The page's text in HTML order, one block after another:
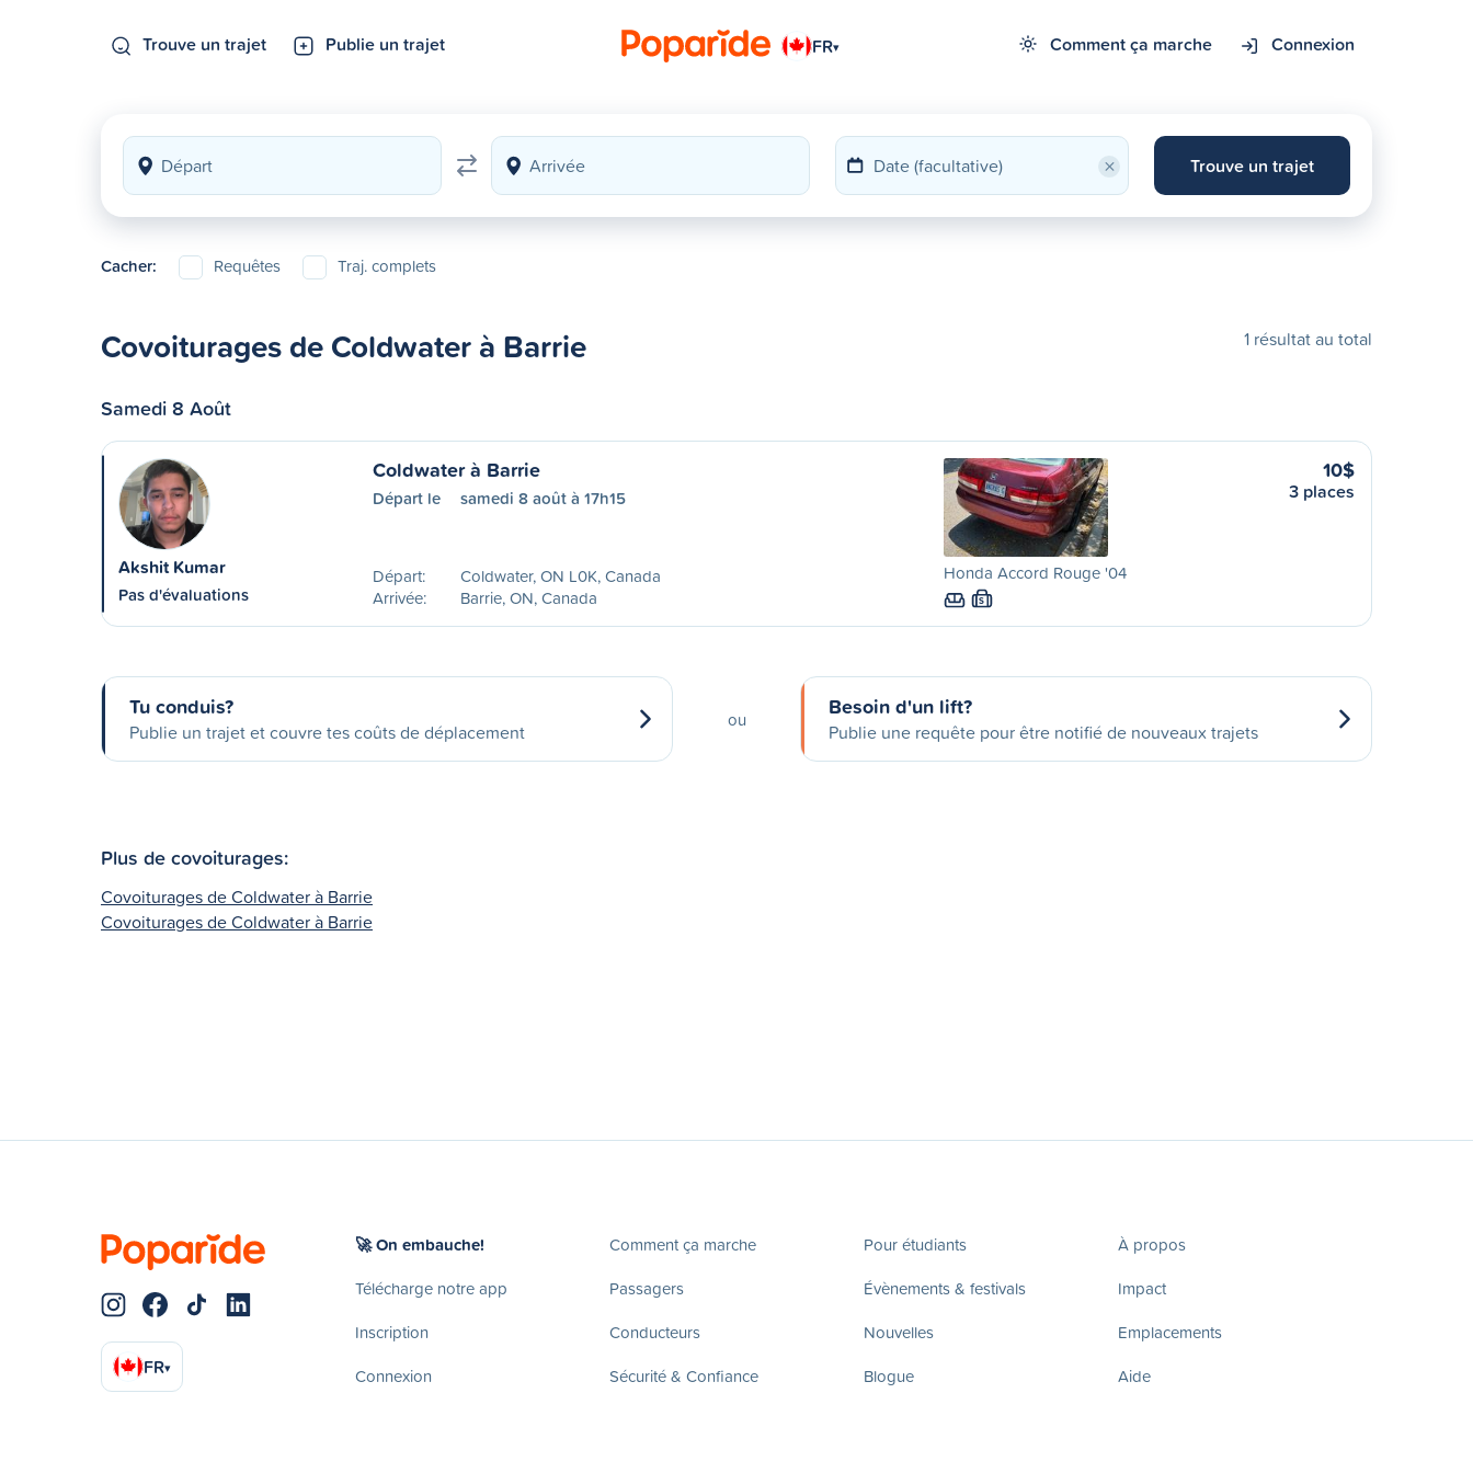
Trouve un trajet Publie un trajet FR▾ Comment ça marche Connexion
× Trouve un trajet
Cacher: Requêtes Traj. complets
Covoiturages de Coldwater à Barrie 1 résultat au total
Samedi 8 Août
Akshit Kumar
Pas d'évaluations
Coldwater à Barrie
Départ le samedi 8 août à 17h15
Départ:
Coldwater, ON L0K, Canada
Arrivée:
Barrie, ON, Canada
Honda Accord Rouge '04
S
10$
3 places
Tu conduis?
Publie un trajet et couvre tes coûts de déplacement
ou Besoin d'un lift?
Publie une requête pour être notifié de nouveaux trajets
Plus de covoiturages:
Covoiturages de Coldwater à Barrie
Covoiturages de Coldwater à Barrie
FR▾
🚀 On embauche!
Télécharge notre app
Inscription
Connexion
Comment ça marche
Passagers
Conducteurs
Sécurité & Confiance
Pour étudiants
Évènements & festivals
Nouvelles
Blogue
À propos
Impact
Emplacements
Aide